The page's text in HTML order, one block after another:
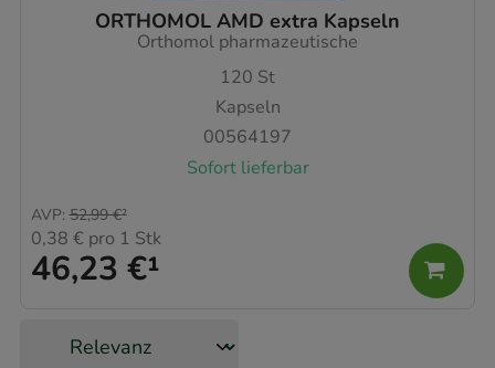
ORTHOMOL AMD extra Kapseln
Orthomol pharmazeutische
120 St
Kapseln
00564197
Sofort lieferbar
46,23 €¹
AVP: 52,99 €²
0,38 € pro 1 Stk